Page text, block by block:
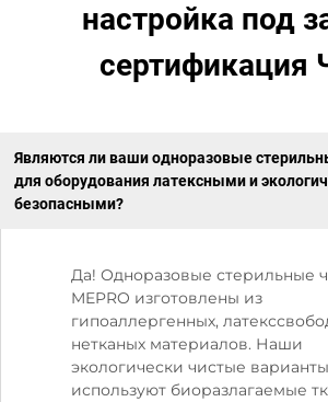
настройка под
сертификация
Являются ли ваши одноразовые
для оборудования латексными и
безопасными?
Да! Одноразовые стерильные
MEPRO изготовлены из
гипоаллергенных,
нетканых материалов. Наши
экологически чистые варианты
используют биоразлагаемые